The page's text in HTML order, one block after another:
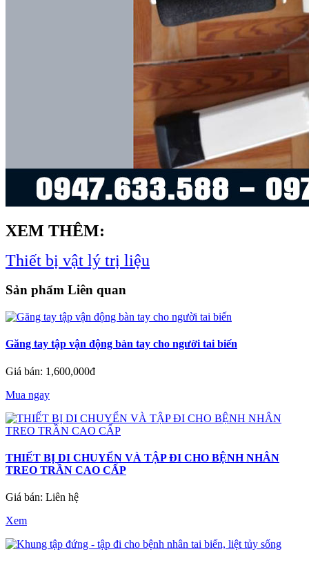
XEM THÊM:
Thiết bị vật lý trị liệu
Sản phẩm Liên quan
Găng tay tập vận động bàn tay cho người tai biến
Giá bán: 1,600,000đ
Mua ngay
THIẾT BỊ DI CHUYỂN VÀ TẬP ĐI CHO BỆNH NHÂN
TREO TRẦN CAO CẤP
Giá bán: Liên hệ
Xem